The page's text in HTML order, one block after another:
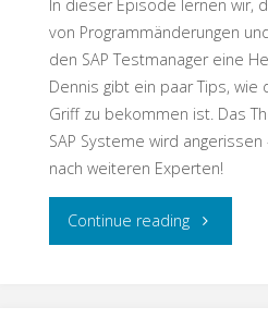
Heuristic
on
Ethics
in
Software
In dieser Episode lernen wir,
von Programmänderungen
den SAP Testmanager eine
Dennis gibt ein paar Tips,
Griff zu bekommen ist. Das
SAP Systeme wird
nach weiteren Experten!
Continue reading